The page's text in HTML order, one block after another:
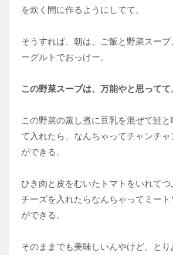
を炊く間に作るようにしてて。
そうすれば、朝は、ご飯と野菜スープ
ーグルトでおっけー。
この野菜スープは、万能やと思ってて
この野菜の蒸し煮に豆乳を混ぜて鮭
て入れたら、なんちゃってチャンチ
ができる。
ひき肉と皮をむいたトマトをいれて
チーズを入れたらなんちゃってミー
ができる。
そのままでも美味しいんやけど、と